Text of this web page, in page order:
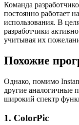
Команда
постоянно работает
использования. В
разработчики
учитывая их
Похожие
Однако, помимо
другие аналогичные
широкий спектр
1. ColorPic